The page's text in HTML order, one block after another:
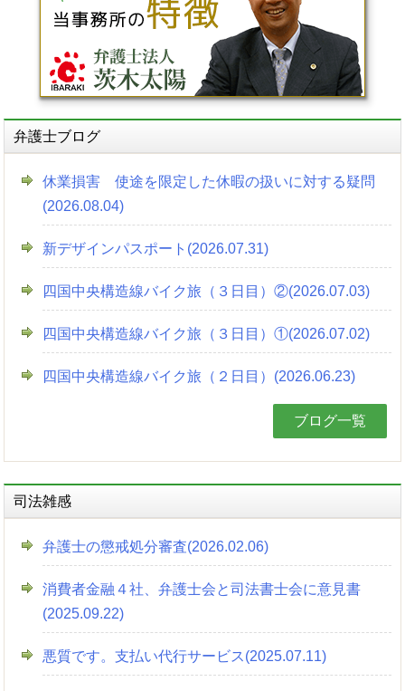
弁護士ブログ
休業損害 使途を限定した休暇の扱いに対する疑問
(2026.08.04)
新デザインパスポート(2026.07.31)
四国中央構造線バイク旅（３日目）②(2026.07.03)
四国中央構造線バイク旅（３日目）①(2026.07.02)
四国中央構造線バイク旅（２日目）(2026.06.23)
ブログ一覧
司法雑感
弁護士の懲戒処分審査(2026.02.06)
消費者金融４社、弁護士会と司法書士会に意見書
(2025.09.22)
悪質です。支払い代行サービス(2025.07.11)